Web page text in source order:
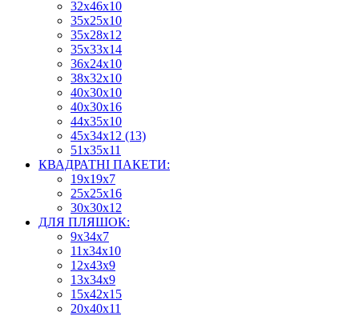
32х46х10
35х25х10
35х28х12
35х33х14
36х24х10
38х32х10
40х30х10
40х30х16
44х35х10
45х34х12 (13)
51х35х11
КВАДРАТНІ ПАКЕТИ:
19х19х7
25х25х16
30х30х12
ДЛЯ ПЛЯШОК:
9х34х7
11х34х10
12х43х9
13х34х9
15х42х15
20х40х11